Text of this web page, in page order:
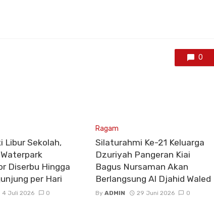
0
Libur Sekolah,
Diserbu Hingga
per Hari
4 Juli 2026 0
Ragam
Silaturahmi Ke-21 Keluarga
Dzuriyah Pangeran Kiai
Bagus Nursaman Akan
Berlangsung Al Djahid Waled
ByADMIN 29 Juni 2026 0